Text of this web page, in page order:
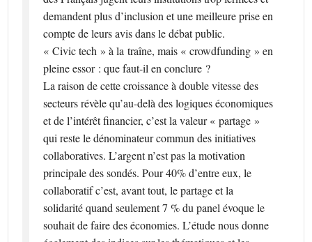
demandent plus d’inclusion et une meilleure prise en
compte de leurs avis dans le débat public.
« Civic tech » à la traîne, mais « crowdfunding » en
pleine essor : que faut-il en conclure ?
La raison de cette croissance à double vitesse des
secteurs révèle qu’au-delà des logiques économiques
et de l’intérêt financier, c’est la valeur « partage »
qui reste le dénominateur commun des initiatives
collaboratives. L’argent n’est pas la motivation
principale des sondés. Pour 40% d’entre eux, le
collaboratif c’est, avant tout, le partage et la
solidarité quand seulement 7 % du panel évoque le
souhait de faire des économies. L’étude nous donne